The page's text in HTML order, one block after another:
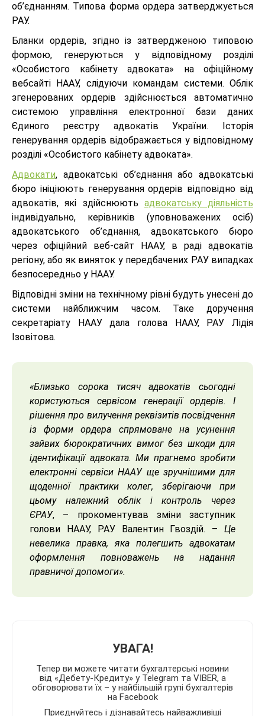
об’єднанням. Типова форма ордера затверджується
РАУ.
Бланки ордерів, згідно із затвердженою типовою
формою, генеруються у відповідному розділі
«Особистого кабінету адвоката» на офіційному
вебсайті НААУ, слідуючи командам системи. Облік
згенерованих ордерів здійснюється автоматично
системою управління електронної бази даних
Єдиного реєстру адвокатів України. Історія
генерування ордерів відображається у відповідному
розділі «Особистого кабінету адвоката».
Адвокати, адвокатські об’єднання або адвокатські
бюро ініціюють генерування ордерів відповідно від
адвокатів, які здійснюють адвокатську діяльність
індивідуально, керівників (уповноважених осіб)
адвокатського об’єднання, адвокатського бюро
через офіційний веб-сайт НААУ, в раді адвокатів
регіону, або як виняток у передбачених РАУ випадках
безпосередньо у НААУ.
Відповідні зміни на технічному рівні будуть унесені до
системи найближчим часом. Таке доручення
секретаріату НААУ дала голова НААУ, РАУ Лідія
Ізовітова.
«Близько сорока тисяч адвокатів сьогодні
користуються сервісом генерації ордерів. І
рішення про вилучення реквізитів посвідчення
із форми ордера спрямоване на усунення
зайвих бюрократичних вимог без шкоди для
ідентифікації адвоката. Ми прагнемо зробити
електронні сервіси НААУ ще зручнішими для
щоденної практики колег, зберігаючи при
цьому належний облік і контроль через
ЄРАУ, – прокоментував зміни заступник
голови НААУ, РАУ Валентин Гвоздій. – Це
невелика правка, яка полегшить адвокатам
оформлення повноважень на надання
правничої допомоги».
УВАГА!
Тепер ви можете читати бухгалтерські новини
від «Дебету-Кредиту» у Telegram та VIBER, а
обговорювати їх – у найбільшій групі бухгалтерів
на Facebook
Приєднуйтесь і дізнавайтесь найважливіші